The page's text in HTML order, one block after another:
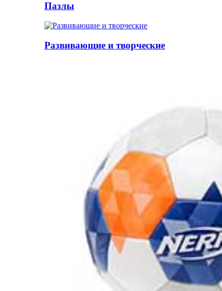
Пазлы
Развивающие и творческие